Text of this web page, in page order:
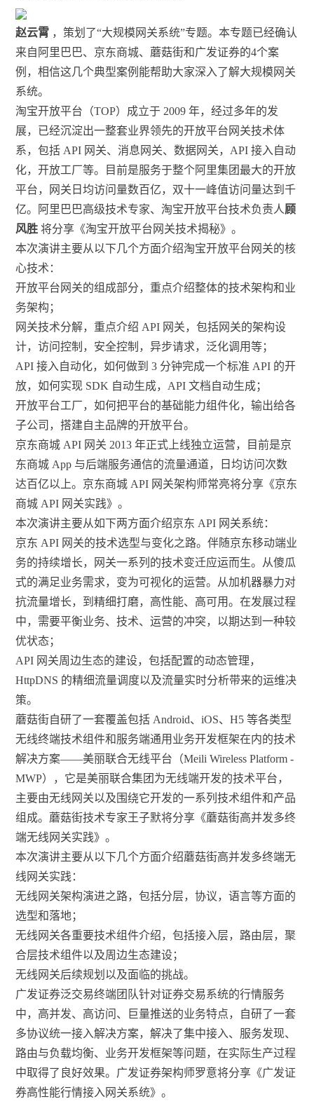
赵云霄 ，策划了“大规模网关系统”专题。本专题已经确认
来自阿里巴巴、京东商城、蘑菇街和广发证券的4个案
例，相信这几个典型案例能帮助大家深入了解大规模网关
系统。
淘宝开放平台（TOP）成立于 2009 年，经过多年的发
展，已经沉淀出一整套业界领先的开放平台网关技术体
系，包括 API 网关、消息网关、数据网关，API 接入自动
化，开放工厂等。目前是服务于整个阿里集团最大的开放
平台，网关日均访问量数百亿，双十一峰值访问量达到千
亿。阿里巴巴高级技术专家、淘宝开放平台技术负责人顾
风胜 将分享《淘宝开放平台网关技术揭秘》。
本次演讲主要从以下几个方面介绍淘宝开放平台网关的核
心技术：
开放平台网关的组成部分，重点介绍整体的技术架构和业
务架构；
网关技术分解，重点介绍 API 网关，包括网关的架构设
计，访问控制，安全控制，异步请求，泛化调用等；
API 接入自动化，如何做到 3 分钟完成一个标准 API 的开
放，如何实现 SDK 自动生成，API 文档自动生成；
开放平台工厂，如何把平台的基础能力组件化，输出给各
子公司，搭建自主品牌的开放平台。
京东商城 API 网关 2013 年正式上线独立运营，目前是京
东商城 App 与后端服务通信的流量通道，日均访问次数
达百亿以上。京东商城 API 网关架构师常亮将分享《京东
商城 API 网关实践》。
本次演讲主要从如下两方面介绍京东 API 网关系统：
京东 API 网关的技术选型与变化之路。伴随京东移动端业
务的持续增长，网关一系列的技术变迁应运而生。从傻瓜
式的满足业务需求，变为可视化的运营。从加机器暴力对
抗流量增长，到精细打磨，高性能、高可用。在发展过程
中，需要平衡业务、技术、运营的冲突，以期达到一种较
优状态；
API 网关周边生态的建设，包括配置的动态管理，
HttpDNS 的精细流量调度以及流量实时分析带来的运维决
策。
蘑菇街自研了一套覆盖包括 Android、iOS、H5 等各类型
无线终端技术组件和服务端通用业务开发框架在内的技术
解决方案——美丽联合无线平台（Meili Wireless Platform -
MWP），它是美丽联合集团为无线端开发的技术平台，
主要由无线网关以及围绕它开发的一系列技术组件和产品
组成。蘑菇街技术专家王子默将分享《蘑菇街高并发多终
端无线网关实践》。
本次演讲主要从以下几个方面介绍蘑菇街高并发多终端无
线网关实践：
无线网关架构演进之路，包括分层，协议，语言等方面的
选型和落地；
无线网关各重要技术组件介绍，包括接入层，路由层，聚
合层技术组件以及周边生态建设；
无线网关后续规划以及面临的挑战。
广发证券泛交易终端团队针对证券交易系统的行情服务
中，高并发、高访问、巨量推送的业务特点，自研了一套
多协议统一接入解决方案，解决了集中接入、服务发现、
路由与负载均衡、业务开发框架等问题，在实际生产过程
中取得了良好效果。广发证券架构师罗意将分享《广发证
券高性能行情接入网关系统》。